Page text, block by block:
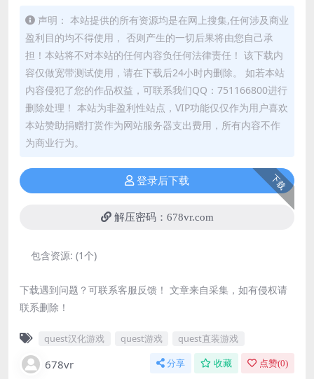
声明： 本站提供的所有资源均是在网上搜集,任何涉及商业
盈利目的均不得使用， 否则产生的一切后果将由您自己承
担！本站将不对本站的任何内容负任何法律责任！ 该下载内
容仅做宽带测试使用，请在下载后24小时内删除。 如若本站
内容侵犯了您的作品权益，可联系我们QQ：751166800进行
删除处理！ 本站为非盈利性站点，VIP功能仅仅作为用户喜欢
本站赞助捐赠打赏作为网站服务器支出费用，所有内容不作
为商业行为。
下载
登录后下载
解压密码：678vr.com
包含资源: (1个)
下载遇到问题？可联系客服反馈！ 文章来自采集，如有侵权请
联系删除！
quest汉化游戏 quest游戏 quest直装游戏
678vr 分享 收藏 点赞(0)